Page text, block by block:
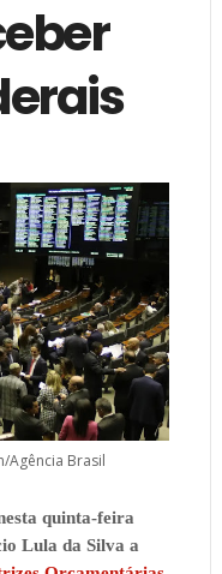
Agência Brasil
quinta-feira
Lula da Silva a